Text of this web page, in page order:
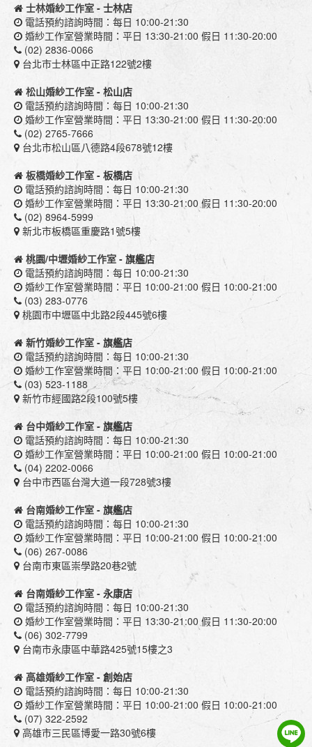
士林婚紗工作室 - 士林店
電話預約諮詢時間：每日 10:00-21:30
婚紗工作室營業時間：平日 13:30-21:00 假日 11:30-20:00
(02) 2836-0066
台北市士林區中正路122號2樓
松山婚紗工作室 - 松山店
電話預約諮詢時間：每日 10:00-21:30
婚紗工作室營業時間：平日 13:30-21:00 假日 11:30-20:00
(02) 2765-7666
台北市松山區八德路4段678號12樓
板橋婚紗工作室 - 板橋店
電話預約諮詢時間：每日 10:00-21:30
婚紗工作室營業時間：平日 13:30-21:00 假日 11:30-20:00
(02) 8964-5999
新北市板橋區重慶路1號5樓
桃園/中壢婚紗工作室 - 旗艦店
電話預約諮詢時間：每日 10:00-21:30
婚紗工作室營業時間：平日 10:00-21:00 假日 10:00-21:00
(03) 283-0776
桃園市中壢區中北路2段445號6樓
新竹婚紗工作室 - 旗艦店
電話預約諮詢時間：每日 10:00-21:30
婚紗工作室營業時間：平日 10:00-21:00 假日 10:00-21:00
(03) 523-1188
新竹市經國路2段100號5樓
台中婚紗工作室 - 旗艦店
電話預約諮詢時間：每日 10:00-21:30
婚紗工作室營業時間：平日 10:00-21:00 假日 10:00-21:00
(04) 2202-0066
台中市西區台灣大道一段728號3樓
台南婚紗工作室 - 旗艦店
電話預約諮詢時間：每日 10:00-21:30
婚紗工作室營業時間：平日 10:00-21:00 假日 10:00-21:00
(06) 267-0086
台南市東區崇學路20巷2號
台南婚紗工作室 - 永康店
電話預約諮詢時間：每日 10:00-21:30
婚紗工作室營業時間：平日 13:30-21:00 假日 11:30-20:00
(06) 302-7799
台南市永康區中華路425號15樓之3
高雄婚紗工作室 - 創始店
電話預約諮詢時間：每日 10:00-21:30
婚紗工作室營業時間：平日 10:00-21:00 假日 10:00-21:00
(07) 322-2592
高雄市三民區博愛一路30號6樓